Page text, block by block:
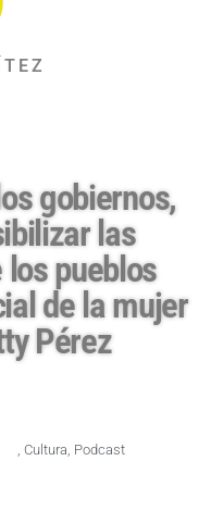
gobiernos,
las
pueblos
de la mujer
Pérez
Cultura Podcast